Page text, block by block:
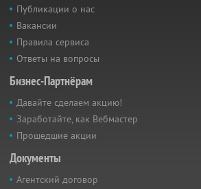
Публикации о нас
Вакансии
Правила сервиса
Ответы на вопросы
Бизнес-Партнёрам
Давайте сделаем акцию!
Заработайте, как Вебмастер
Прошедшие акции
Документы
Агентский договор